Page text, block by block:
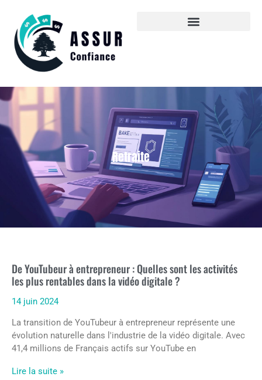
Retraite
De YouTubeur à entrepreneur : Quelles sont les activités
les plus rentables dans la vidéo digitale ?
14 juin 2024
La transition de YouTubeur à entrepreneur représente une
évolution naturelle dans l'industrie de la vidéo digitale. Avec
41,4 millions de Français actifs sur YouTube en
Lire la suite »